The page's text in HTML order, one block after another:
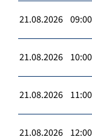
21.08.2026
21.08.2026
21.08.2026
21.08.2026